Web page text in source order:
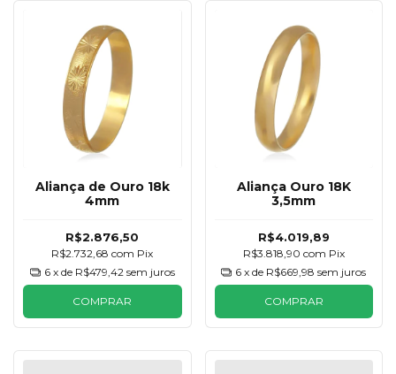
Aliança de Ouro 18k
4mm
R$2.876,50
R$2.732,68com Pix
6 x de R$479,42 sem juros
COMPRAR
Aliança Ouro 18K
3,5mm
R$4.019,89
R$3.818,90 com Pix
6 x de R$669,98 sem juros
COMPRAR